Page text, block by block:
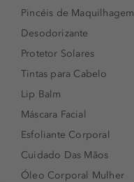
Pincéis de Maquilhagem
Desodorizante
Protetor Solares
Tintas para Cabelo
Lip Balm
Máscara Facial
Esfoliante Corporal
Cuidado Das Mãos
Óleo Corporal Mulher